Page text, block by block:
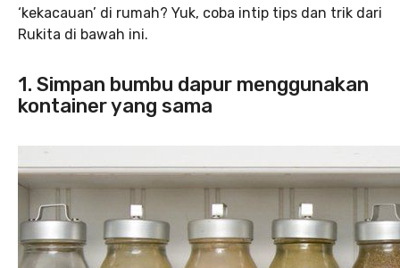
‘kekacauan’ di rumah? Yuk, coba intip tips dan trik dari
Rukita di bawah ini.
1. Simpan bumbu dapur menggunakan
kontainer yang sama